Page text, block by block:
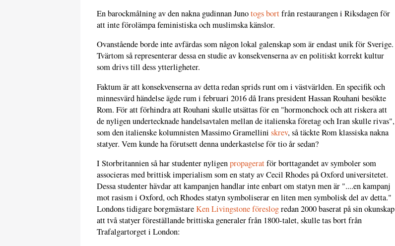
En barockmålning av den nakna gudinnan Junotogs bortfrån restaurangen i Riksdagen för
att inte förolämpa feministiska och muslimska känslor.
Ovanstående borde inte avfärdas som någon lokal galenskap som är endast unik för Sverige.
Tvärtom så representerar dessa en studie av konsekvenserna av en politiskt korrekt kultur
som drivs till dess ytterligheter.
Faktum är att konsekvenserna av detta redan sprids runt om i västvärlden. En specifik och
minnesvärd händelse ägde rum i februari 2016 då Irans president Hassan Rouhani besökte
Rom. För att förhindra att Rouhani skulle utsättas för en "hormonchock och att riskera att
de nyligen undertecknade handelsavtalen mellan de italienska företag och Iran skulle rivas",
som den italienske kolumnisten Massimo Gramellini skrev, så täckte Rom klassiska nakna
statyer. Vem kunde ha förutsett denna underkastelse för tio år sedan?
I Storbritannien så har studenter nyligenpropageratför borttagandet av symboler som
associeras med brittisk imperialism som en staty av Cecil Rhodes på Oxford universitetet.
Dessa studenter hävdar att kampanjen handlar inte enbart om statyn men är "....en kampanj
mot rasism i Oxford, och Rhodes statyn symboliserar en liten men symbolisk del av detta."
Londons tidigare borgmästareKen Livingstone föreslogredan 2000 baserat på sin okunskap
att två statyer föreställande brittiska generaler från 1800-talet, skulle tas bort från
Trafalgartorget i London: